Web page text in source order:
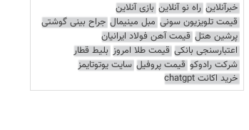
خبرآنلاین راه نو آنلاین بازی آنلاین
قیمت تلویزیون سونی مبل مینیمال جراح بینی گوشتی
پرشین هتل قیمت آهن فولاد ایرانیان
اعتبارسنجی بانکی قیمت طلا امروز بلیط قطار
شرکت رادوکو قیمت پروفیل سایت یوتوتایمز
خرید اکانت chatgpt